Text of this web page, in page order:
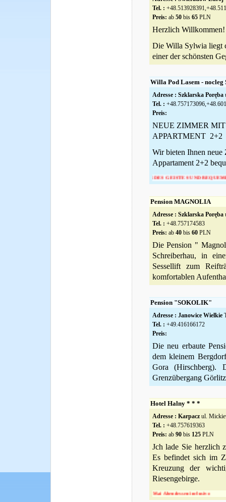
Tel. :
Preis: ab 50bis 65PLN
Herzlich Willkommen!
Die Willa Sylwia liegt
einer der schönsten
Willa Pod Lasem - nocleg
Adresse : Szklarska Poręba
Tel. :
Preis:
NEUE ZIMMER
APPARTMENT 2+2
Wir bieten Ihnen neue
Appartament 2+2
US FRIEDEN DES GEISTES UND BEQUEMLICHKEIT IN
Pension MAGNOLIA
Adresse : Szklarska Poręba
Tel. : +48.757174583
Preis: ab 40bis 60PLN
Die Pension "
Schreiberhau, in
Sessellift zum
komfortablen
Pension "SOKOLIK"
Adresse : Janowice Wielkie
Tel. : +49.416166172
Preis:
Die neu erbaute
dem kleinem
Gora
Grenzübergang
Hotel Halny * * *
Adresse : Karpaczul.
Tel. : +48.757619363
Preis: ab 90bis 125PLN
Jch lade Sie herzlich
Es befindet sich im
Kreuzung der
Riesengebirge.
Promotion im Mai Abendessen inclusive.